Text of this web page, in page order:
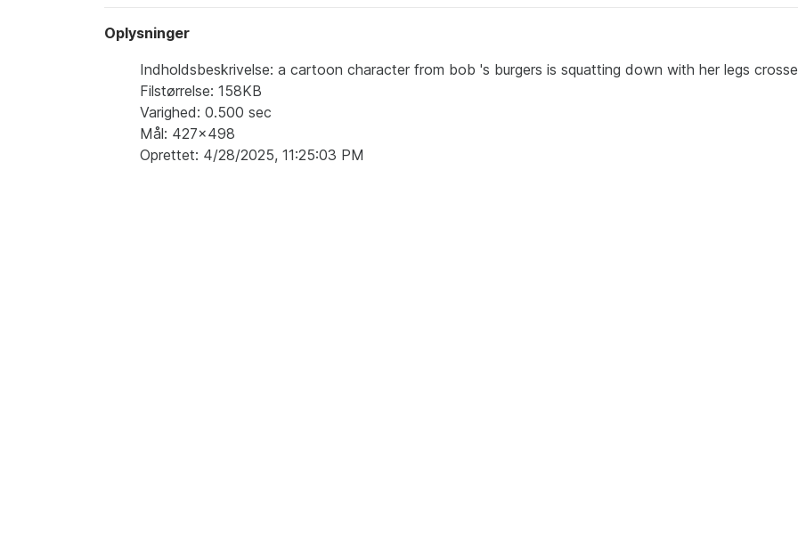
Oplysninger
Indholdsbeskrivelse: a cartoon character from bob 's burgers is squatting down with her legs
Filstørrelse: 158KB
Varighed: 0.500 sec
Mål: 427x498
Oprettet: 4/28/2025, 11:25:03 PM